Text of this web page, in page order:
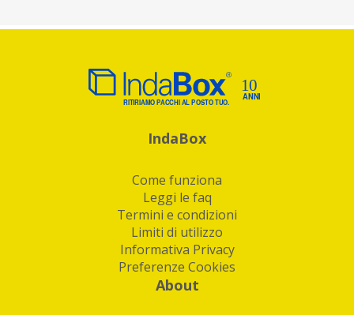
IndaBox
Come funziona
Leggi le faq
Termini e condizioni
Limiti di utilizzo
Informativa Privacy
Preferenze Cookies
About